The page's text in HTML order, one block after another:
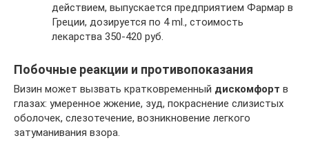
действием, выпускается предприятием Фармар в
Греции, дозируется по 4 ml., стоимость
лекарства 350-420 руб.
Побочные реакции и противопоказания
Визин может вызвать кратковременный дискомфорт в
глазах: умеренное жжение, зуд, покраснение слизистых
оболочек, слезотечение, возникновение легкого
затуманивания взора.